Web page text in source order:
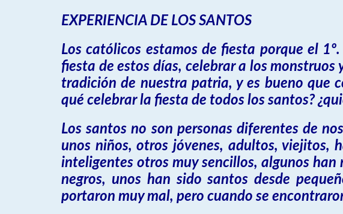
EXPERIENCIA DE LOS SANTOS
Los católicos estamos de fiesta porque el
fiesta de estos días, celebrar a los monstruos
tradición de nuestra patria, y es bueno que
qué celebrar la fiesta de todos los santos?
Los santos no son personas diferentes de
unos niños, otros jóvenes, adultos, viejitos,
inteligentes otros muy sencillos, algunos
negros, unos han sido santos desde
portaron muy mal, pero cuando se